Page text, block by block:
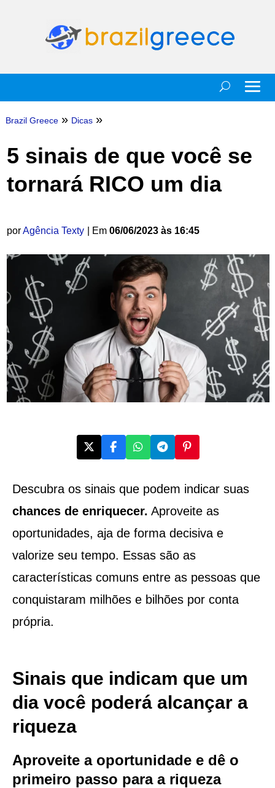
Brazil Greece » Dicas »
5 sinais de que você se
tornará RICO um dia
porAgência Texty | Em 06/06/2023 às 16:45
Descubra os sinais que podem indicar suas
chances de enriquecer. Aproveite as
oportunidades, aja de forma decisiva e
valorize seu tempo. Essas são as
características comuns entre as pessoas que
conquistaram milhões e bilhões por conta
própria.
Sinais que indicam que um
dia você poderá alcançar a
riqueza
Aproveite a oportunidade e dê o
primeiro passo para a riqueza